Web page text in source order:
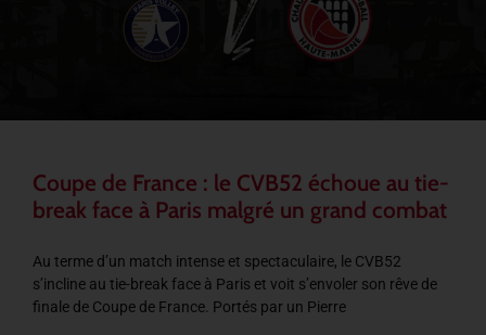
Coupe de France : le CVB52 échoue au tie-
break face à Paris malgré un grand combat
Au terme d’un match intense et spectaculaire, le CVB52
s’incline au tie-break face à Paris et voit s’envoler son rêve de
finale de Coupe de France. Portés par un Pierre